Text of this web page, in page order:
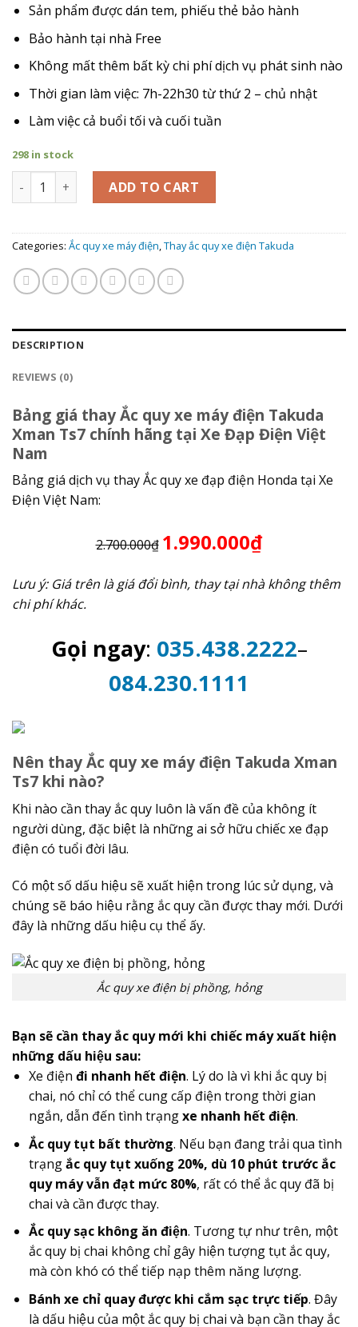
Sản phẩm được dán tem, phiếu thẻ bảo hành
Bảo hành tại nhà Free
Không mất thêm bất kỳ chi phí dịch vụ phát sinh nào
Thời gian làm việc: 7h-22h30 từ thứ 2 – chủ nhật
Làm việc cả buổi tối và cuối tuần
298 in stock
Giá Thay Ắc Quy xe máy điện Takuda Xman Ts7 quantity
ADD TO CART
Categories: Ắc quy xe máy điện,Thay ắc quy xe điện Takuda
DESCRIPTION
REVIEWS (0)
Bảng giá thay Ắc quy xe máy điện Takuda
Xman Ts7 chính hãng tại Xe Đạp Điện Việt
Nam
Bảng giá dịch vụ thay Ắc quy xe đạp điện Honda tại Xe
Điện Việt Nam:
2.700.000₫ 1.990.000₫
Lưu ý: Giá trên là giá đổi bình, thay tại nhà không thêm
chi phí khác.
Gọi ngay: 035.438.2222–
084.230.1111
Nên thay Ắc quy xe máy điện Takuda Xman
Ts7 khi nào?
Khi nào cần thay ắc quy luôn là vấn đề của không ít
người dùng, đặc biệt là những ai sở hữu chiếc xe đạp
điện có tuổi đời lâu.
Có một số dấu hiệu sẽ xuất hiện trong lúc sử dụng, và
chúng sẽ báo hiệu rằng ắc quy cần được thay mới. Dưới
đây là những dấu hiệu cụ thể ấy.
Ắc quy xe điện bị phồng, hỏng
Bạn sẽ cần thay ắc quy mới khi chiếc máy xuất hiện
những dấu hiệu sau:
Xe điện đi nhanh hết điện. Lý do là vì khi ắc quy bị
chai, nó chỉ có thể cung cấp điện trong thời gian
ngắn, dẫn đến tình trạngxe nhanh hết điện.
Ắc quy tụt bất thường. Nếu bạn đang trải qua tình
trạngắc quy tụt xuống 20%, dù 10 phút trước ắc
quy máy vẫn đạt mức 80%, rất có thể ắc quy đã bị
chai và cần được thay.
Ắc quy sạc không ăn điện. Tương tự như trên, một
ắc quy bị chai không chỉ gây hiện tượng tụt ắc quy,
mà còn khó có thể tiếp nạp thêm năng lượng.
Bánh xe chỉ quay được khi cắm sạc trực tiếp. Đây
là dấu hiệu của một ắc quy bị chai và bạn cần thay ắc